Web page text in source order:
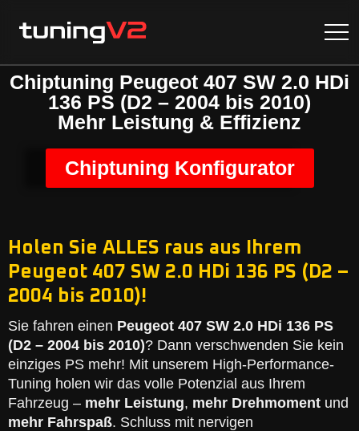
Chiptuning Peugeot 407 SW 2.0 HDi
136 PS (D2 – 2004 bis 2010)
Mehr Leistung & Effizienz
Chiptuning Konfigurator
Holen Sie ALLES raus aus Ihrem
Peugeot 407 SW 2.0 HDi 136 PS (D2 –
2004 bis 2010)!
Sie fahren einen Peugeot 407 SW 2.0 HDi 136 PS
(D2 – 2004 bis 2010)? Dann verschwenden Sie kein
einziges PS mehr! Mit unserem High-Performance-
Tuning holen wir das volle Potenzial aus Ihrem
Fahrzeug – mehr Leistung, mehr Drehmoment und
mehr Fahrspaß. Schluss mit nervigen